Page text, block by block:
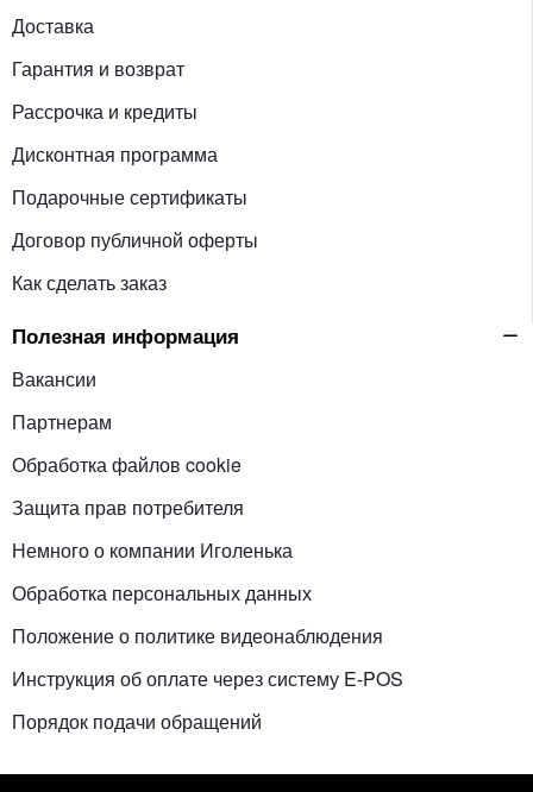
Доставка
Гарантия и возврат
Рассрочка и кредиты
Дисконтная программа
Подарочные сертификаты
Договор публичной оферты
Как сделать заказ
Полезная информация
Вакансии
Партнерам
Обработка файлов cookie
Защита прав потребителя
Немного о компании Иголенька
Обработка персональных данных
Положение о политике видеонаблюдения
Инструкция об оплате через систему E-POS
Порядок подачи обращений